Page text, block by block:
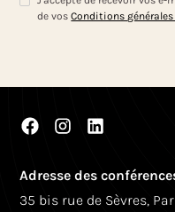
de vosConditions
Adresse des
35 bis rue de Sèvres,